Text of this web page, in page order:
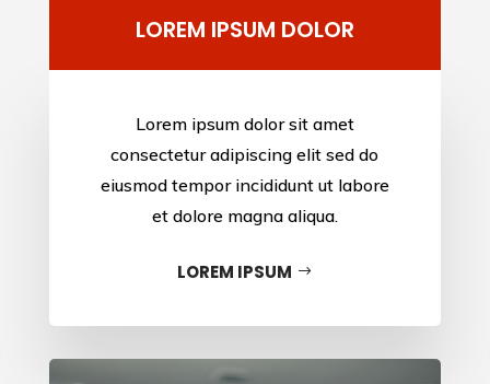
LOREM IPSUM DOLOR
Lorem ipsum dolor sit amet
consectetur adipiscing elit sed do
eiusmod tempor incididunt ut labore
et dolore magna aliqua.
LOREM IPSUM